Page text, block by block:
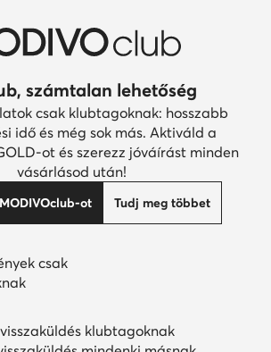
számtalan lehetőség
csak klubtagoknak: hosszabb
idő és még sok más. Aktiváld a
ot és szerezz jóváírást minden
vásárlásod után!
ot Tudj meg többet
csak
klubtagoknak